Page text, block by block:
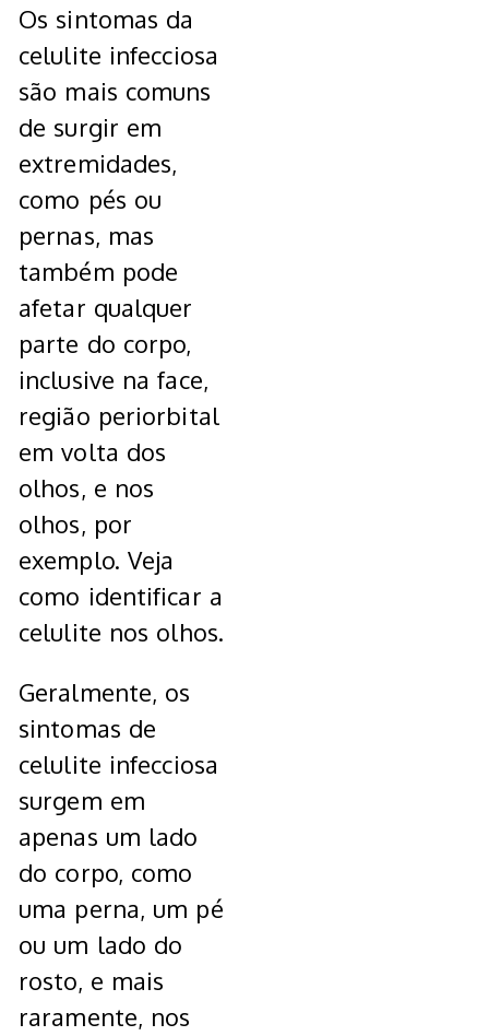
Os sintomas da
celulite infecciosa
são mais comuns
de surgir em
extremidades,
como pés ou
pernas, mas
também pode
afetar qualquer
parte do corpo,
inclusive na face,
região periorbital
em volta dos
olhos, e nos
olhos, por
exemplo. Veja
como identificar a
celulite nos olhos.
Geralmente, os
sintomas de
celulite infecciosa
surgem em
apenas um lado
do corpo, como
uma perna, um pé
ou um lado do
rosto, e mais
raramente, nos